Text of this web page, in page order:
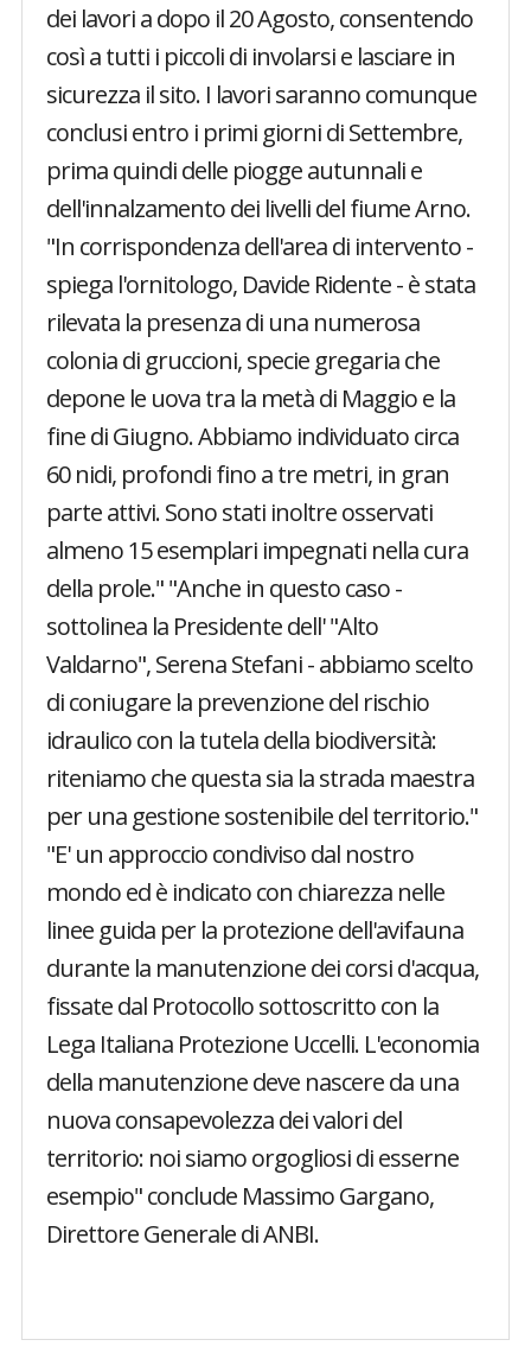
dei lavori a dopo il 20 Agosto, consentendo
così a tutti i piccoli di involarsi e lasciare in
sicurezza il sito. I lavori saranno comunque
conclusi entro i primi giorni di Settembre,
prima quindi delle piogge autunnali e
dell'innalzamento dei livelli del fiume Arno.
"In corrispondenza dell'area di intervento -
spiega l'ornitologo, Davide Ridente - è stata
rilevata la presenza di una numerosa
colonia di gruccioni, specie gregaria che
depone le uova tra la metà di Maggio e la
fine di Giugno. Abbiamo individuato circa
60 nidi, profondi fino a tre metri, in gran
parte attivi. Sono stati inoltre osservati
almeno 15 esemplari impegnati nella cura
della prole." "Anche in questo caso -
sottolinea la Presidente dell' "Alto
Valdarno", Serena Stefani - abbiamo scelto
di coniugare la prevenzione del rischio
idraulico con la tutela della biodiversità:
riteniamo che questa sia la strada maestra
per una gestione sostenibile del territorio."
"E' un approccio condiviso dal nostro
mondo ed è indicato con chiarezza nelle
linee guida per la protezione dell'avifauna
durante la manutenzione dei corsi d'acqua,
fissate dal Protocollo sottoscritto con la
Lega Italiana Protezione Uccelli. L'economia
della manutenzione deve nascere da una
nuova consapevolezza dei valori del
territorio: noi siamo orgogliosi di esserne
esempio" conclude Massimo Gargano,
Direttore Generale di ANBI.